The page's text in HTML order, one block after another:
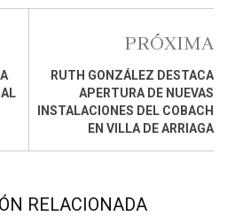
PRÓXIMA
RUTH GONZÁLEZ DESTACA
APERTURA DE NUEVAS
INSTALACIONES DEL COBACH
EN VILLA DE ARRIAGA
RELACIONADA